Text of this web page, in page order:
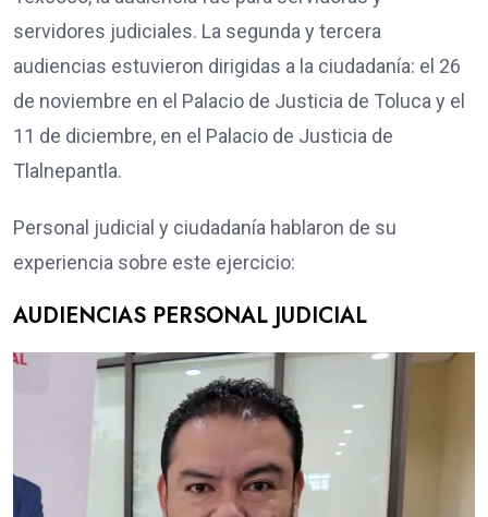
servidores judiciales. La segunda y tercera
audiencias estuvieron dirigidas a la ciudadanía: el 26
de noviembre en el Palacio de Justicia de Toluca y el
11 de diciembre, en el Palacio de Justicia de
Tlalnepantla.
Personal judicial y ciudadanía hablaron de su
experiencia sobre este ejercicio:
AUDIENCIAS PERSONAL JUDICIAL